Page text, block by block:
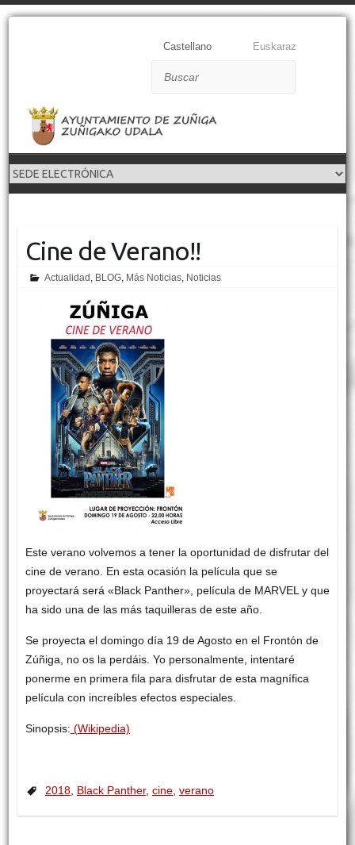
Castellano Euskaraz
Cine de Verano!!
Actualidad BLOG Más Noticias Noticias
Este verano volvemos a tener la oportunidad de disfrutar del
cine de verano. En esta ocasión la película que se
proyectará será «Black Panther», película de MARVEL y que
ha sido una de las más taquilleras de este año.
Se proyecta el domingo día 19 de Agosto en el Frontón de
Zúñiga, no os la perdáis. Yo personalmente, intentaré
ponerme en primera fila para disfrutar de esta magnífica
película con increíbles efectos especiales.
Sinopsis: (Wikipedia)
2018, Black Panther, cine, verano